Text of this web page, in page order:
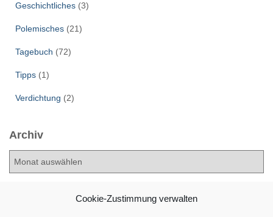
Cookie-Zustimmung verwalten
Geschichtliches (3)
Polemisches (21)
Tagebuch (72)
Tipps (1)
Verdichtung (2)
Archiv
A